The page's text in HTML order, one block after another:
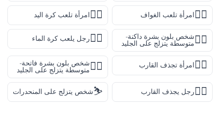
🏌️‍♀️امرأة تلعب الغواف 🤾‍♀️امرأة تلعب كرة اليد
🏂🏾شخص بلون بشرة داكنة-
متوسطة يتزلج على الجليد
🤽‍♂️رجل يلعب كرة الماء
🚣‍♀️امرأة تجذف القارب 🏂🏼شخص بلون بشرة فاتحة-
متوسطة يتزلج على الجليد
🚣‍♂️رجل يجذف القارب ⛷️شخص يتزلج على المنحدرات